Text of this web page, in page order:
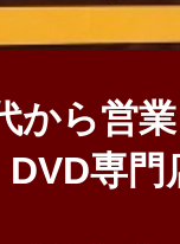
から営
DVD専